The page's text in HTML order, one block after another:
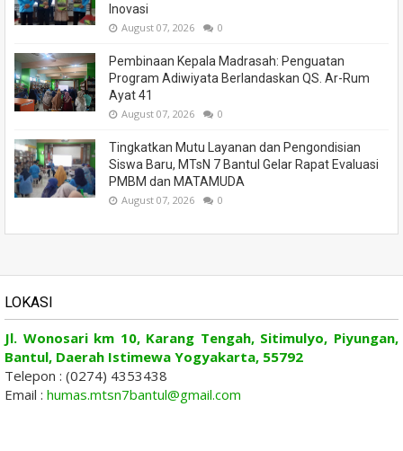
Inovasi
August 07, 2026 0
Pembinaan Kepala Madrasah: Penguatan
Program Adiwiyata Berlandaskan QS. Ar-Rum
Ayat 41
August 07, 2026 0
Tingkatkan Mutu Layanan dan Pengondisian
Siswa Baru, MTsN 7 Bantul Gelar Rapat Evaluasi
PMBM dan MATAMUDA
August 07, 2026 0
LOKASI
Jl. Wonosari km 10, Karang Tengah, Sitimulyo, Piyungan,
Bantul, Daerah Istimewa Yogyakarta, 55792
Telepon : (0274) 4353438
Email : humas.mtsn7bantul@gmail.com